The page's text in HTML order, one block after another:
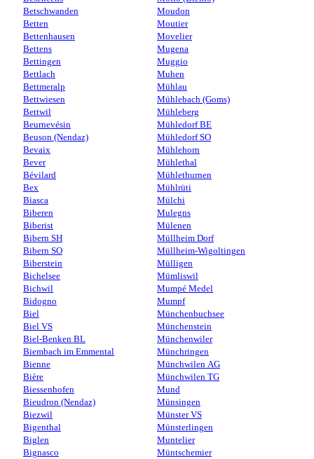
Betschwanden
Betten
Bettenhausen
Bettens
Bettingen
Bettlach
Bettmeralp
Bettwiesen
Bettwil
Beurnevésin
Beuson (Nendaz)
Bevaix
Bever
Bévilard
Bex
Biasca
Biberen
Biberist
Bibern SH
Bibern SO
Biberstein
Bichelsee
Bichwil
Bidogno
Biel
Biel VS
Biel-Benken BL
Biembach im Emmental
Bienne
Bière
Biessenhofen
Bieudron (Nendaz)
Biezwil
Bigenthal
Biglen
Bignasco
Moudon
Moutier
Movelier
Mugena
Muggio
Muhen
Mühlau
Mühlebach (Goms)
Mühleberg
Mühledorf BE
Mühledorf SO
Mühlehorn
Mühlethal
Mühlethurnen
Mühlrüti
Mülchi
Mulegns
Mülenen
Müllheim Dorf
Müllheim-Wigoltingen
Mülligen
Mümliswil
Mumpé Medel
Mumpf
Münchenbuchsee
Münchenstein
Münchenwiler
Münchringen
Münchwilen AG
Münchwilen TG
Mund
Münsingen
Münster VS
Münsterlingen
Muntelier
Müntschemier